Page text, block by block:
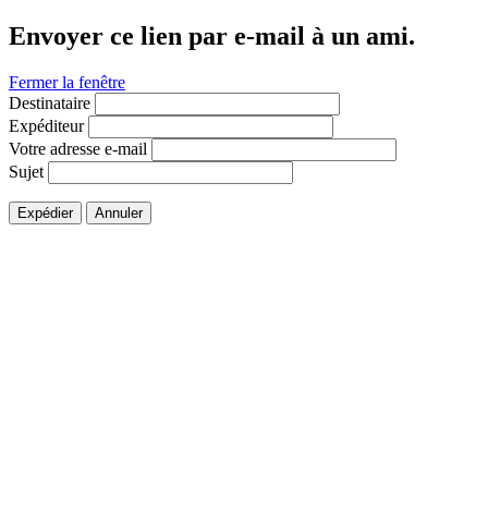
Envoyer ce lien par e-mail à un ami.
Fermer la fenêtre
Destinataire
Expéditeur
Votre adresse e-mail
Sujet
Expédier Annuler